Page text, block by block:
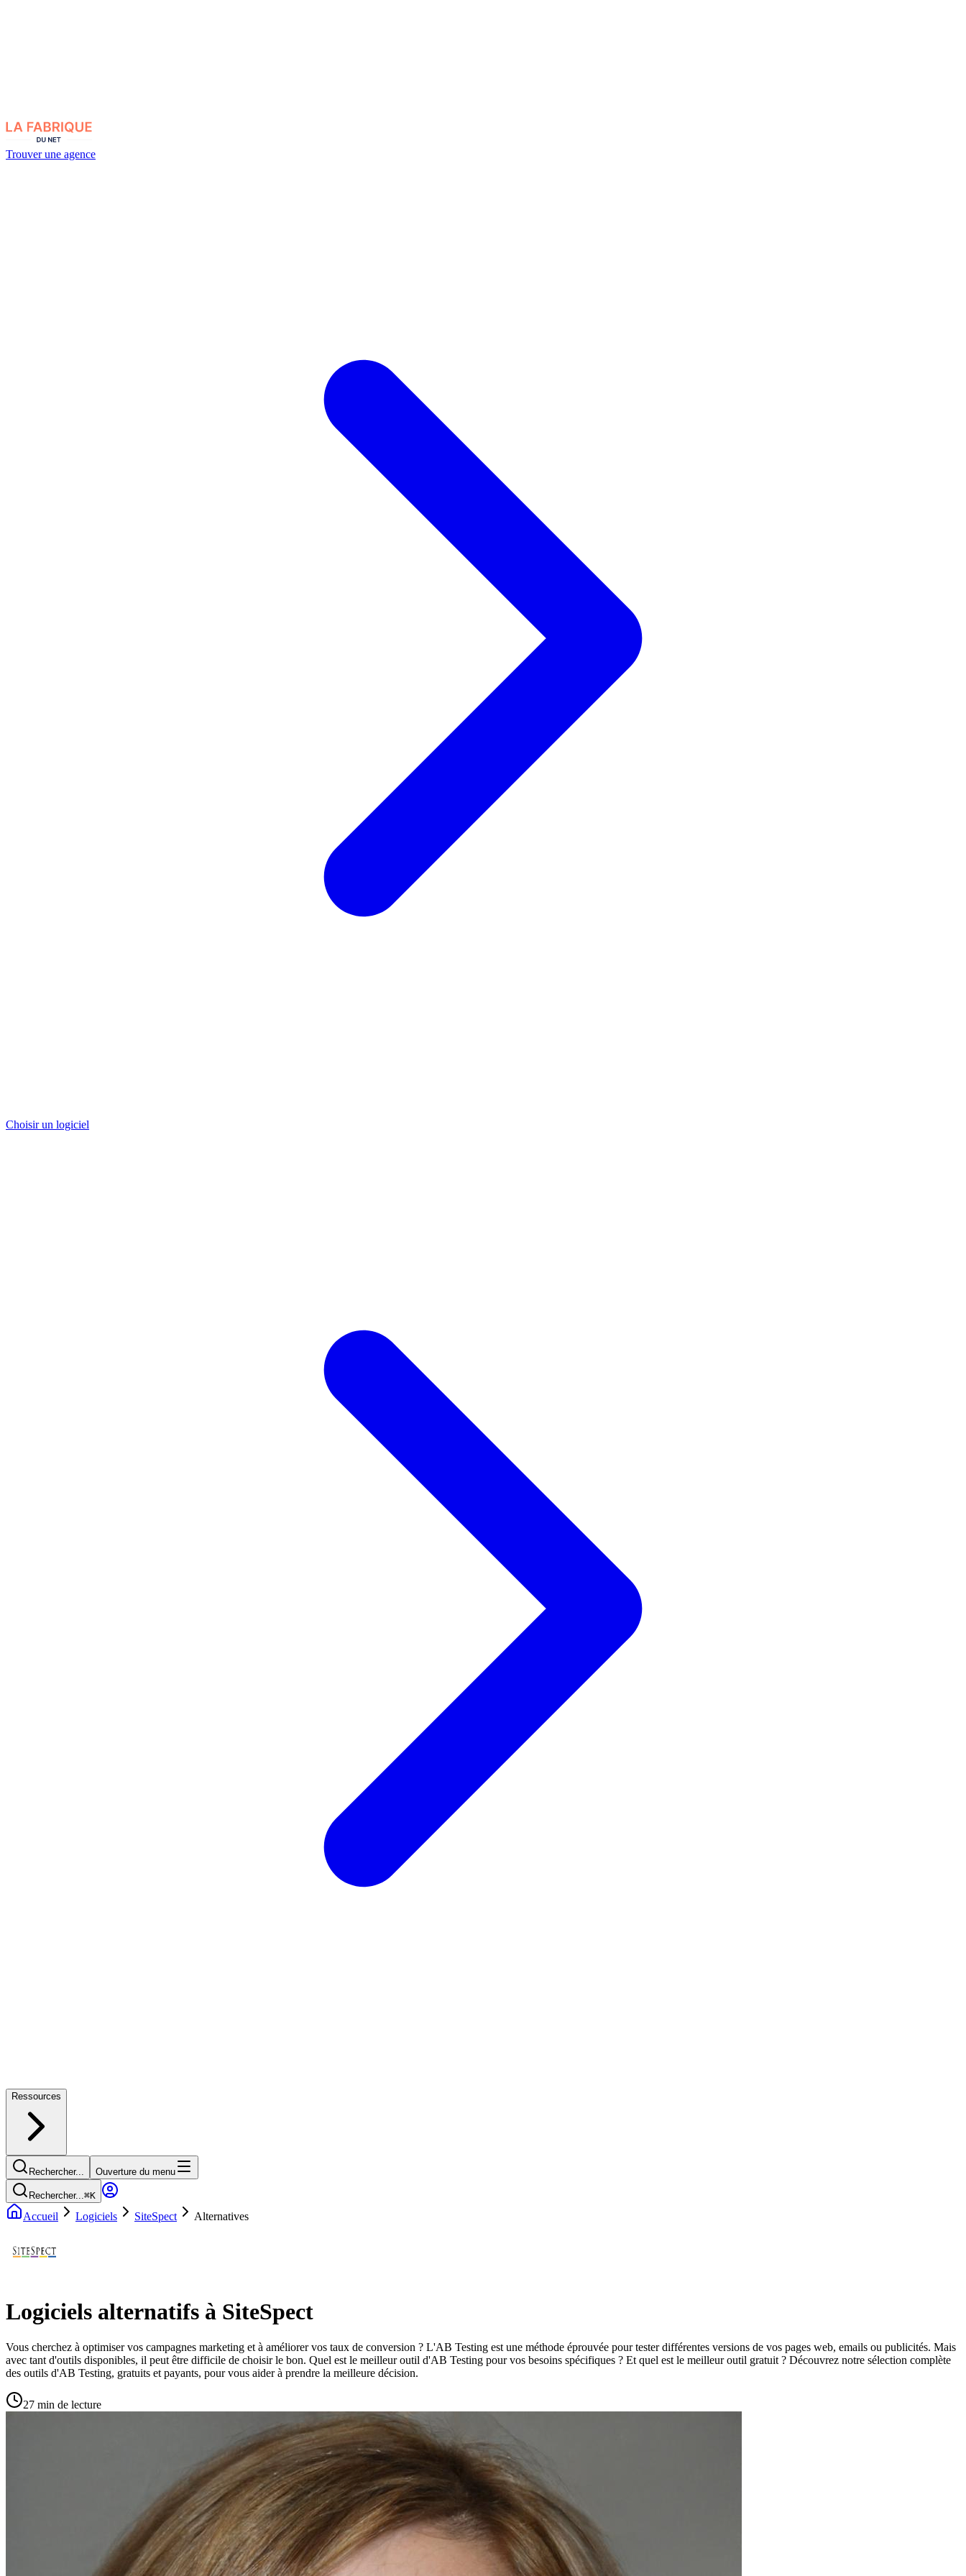
Trouver une agence
Choisir un logiciel
Ressources
Rechercher... Ouverture du menu
Rechercher...⌘K
Accueil Logiciels SiteSpect Alternatives
Logiciels alternatifs à SiteSpect
Vous cherchez à optimiser vos campagnes marketing et à améliorer vos taux de conversion ? L'AB Testing est une méthode éprouvée pour tester différentes versions de vos pages web, emails ou publicités. Mais
avec tant d'outils disponibles, il peut être difficile de choisir le bon. Quel est le meilleur outil d'AB Testing pour vos besoins spécifiques ? Et quel est le meilleur outil gratuit ? Découvrez notre sélection complète
des outils d'AB Testing, gratuits et payants, pour vous aider à prendre la meilleure décision.
27 min de lecture